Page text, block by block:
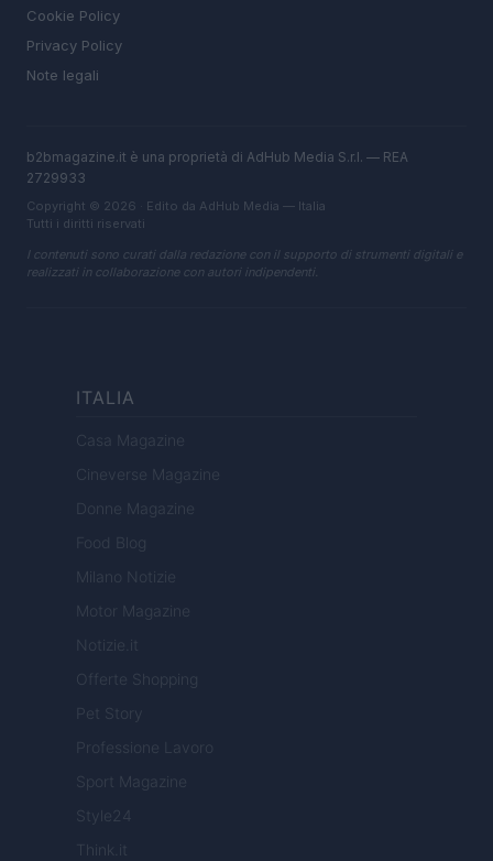
Cookie Policy
Privacy Policy
Note legali
b2bmagazine.it è una proprietà di AdHub Media S.r.l. — REA
2729933
Copyright © 2026 · Edito da AdHub Media — Italia
Tutti i diritti riservati
I contenuti sono curati dalla redazione con il supporto di strumenti digitali e
realizzati in collaborazione con autori indipendenti.
ITALIA
Casa Magazine
Cineverse Magazine
Donne Magazine
Food Blog
Milano Notizie
Motor Magazine
Notizie.it
Offerte Shopping
Pet Story
Professione Lavoro
Sport Magazine
Style24
Think.it